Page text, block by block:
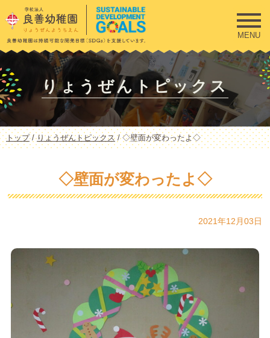
このページの本文へ
MENU
りょうぜんトピックス
現
在
トップ/りょうぜんトピックス /◇壁面が変わったよ◇
◇壁面が変わったよ◇
2021年12月03日